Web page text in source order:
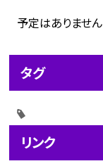
予定はありません
タグ
リンク